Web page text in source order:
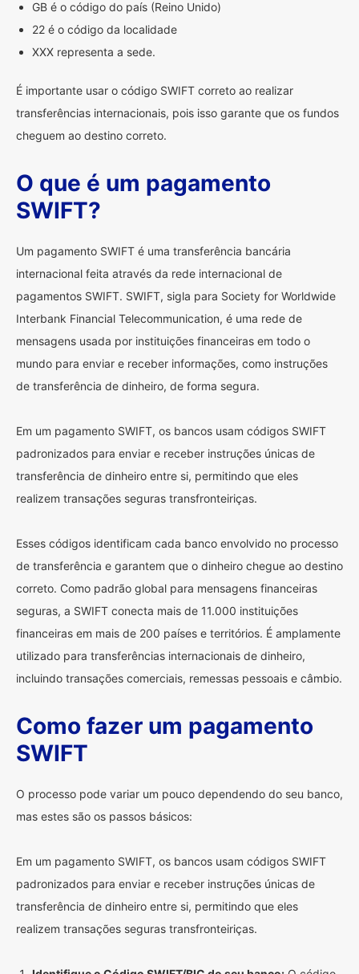
GB é o código do país (Reino Unido)
22 é o código da localidade
XXX representa a sede.
É importante usar o código SWIFT correto ao realizar
transferências internacionais, pois isso garante que os fundos
cheguem ao destino correto.
O que é um pagamento
SWIFT?
Um pagamento SWIFT é uma transferência bancária
internacional feita através da rede internacional de
pagamentos SWIFT. SWIFT, sigla para Society for Worldwide
Interbank Financial Telecommunication, é uma rede de
mensagens usada por instituições financeiras em todo o
mundo para enviar e receber informações, como instruções
de transferência de dinheiro, de forma segura.
Em um pagamento SWIFT, os bancos usam códigos SWIFT
padronizados para enviar e receber instruções únicas de
transferência de dinheiro entre si, permitindo que eles
realizem transações seguras transfronteiriças.
Esses códigos identificam cada banco envolvido no processo
de transferência e garantem que o dinheiro chegue ao destino
correto. Como padrão global para mensagens financeiras
seguras, a SWIFT conecta mais de 11.000 instituições
financeiras em mais de 200 países e territórios. É amplamente
utilizado para transferências internacionais de dinheiro,
incluindo transações comerciais, remessas pessoais e câmbio.
Como fazer um pagamento
SWIFT
O processo pode variar um pouco dependendo do seu banco,
mas estes são os passos básicos:
Em um pagamento SWIFT, os bancos usam códigos SWIFT
padronizados para enviar e receber instruções únicas de
transferência de dinheiro entre si, permitindo que eles
realizem transações seguras transfronteiriças.